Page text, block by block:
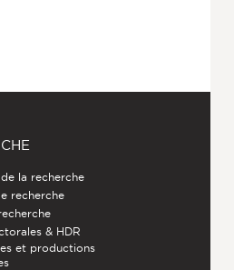
la recherche
recherche
& HDR
et productions